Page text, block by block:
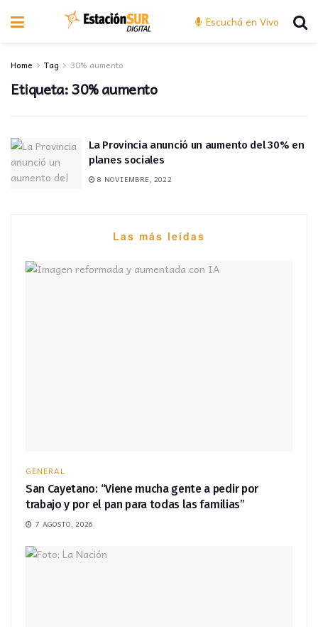
Escuchá en Vivo
Home Tag 30% aumento
Etiqueta:30% aumento
La Provincia anunció un aumento del 30% en
planes sociales
8 NOVIEMBRE, 2022
Las más leídas
GENERAL
San Cayetano: “Viene mucha gente a pedir por
trabajo y por el pan para todas las familias”
7 AGOSTO, 2026